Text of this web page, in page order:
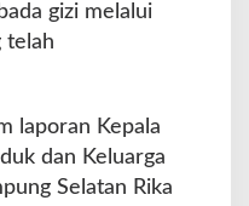
gizi melalui
telah
laporan Kepala
dan Keluarga
Selatan Rika